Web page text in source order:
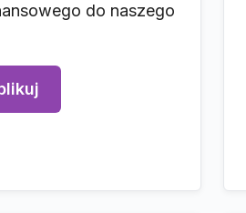
do naszego